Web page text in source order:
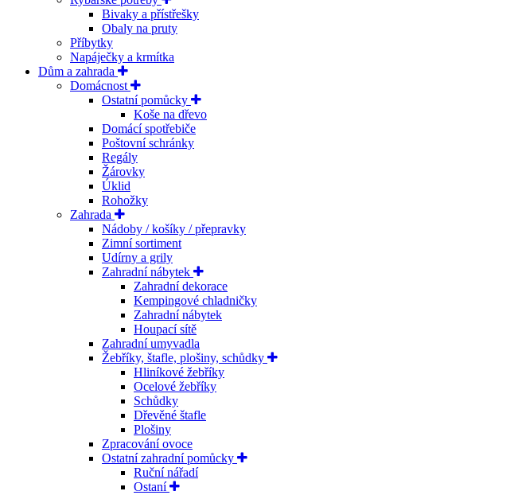
Bivaky a přístřešky
Obaly na pruty
Příbytky
Napáječky a krmítka
Dům a zahrada
Domácnost
Ostatní pomůcky
Koše na dřevo
Domácí spotřebiče
Poštovní schránky
Regály
Žárovky
Úklid
Rohožky
Zahrada
Nádoby / košíky / přepravky
Zimní sortiment
Udírny a grily
Zahradní nábytek
Zahradní dekorace
Kempingové chladničky
Zahradní nábytek
Houpací sítě
Zahradní umyvadla
Žebříky, štafle, plošiny, schůdky
Hliníkové žebříky
Ocelové žebříky
Schůdky
Dřevěné štafle
Plošiny
Zpracování ovoce
Ostatní zahradní pomůcky
Ruční nářadí
Ostaní